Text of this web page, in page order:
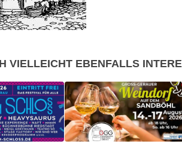
VIELLEICHT EBENFALLS